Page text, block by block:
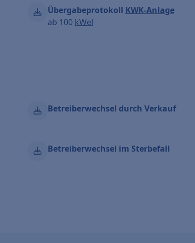
Übergabeprotokoll KWK-Anlage
ab 100 kWel
Betreiberwechsel durch Verkauf
Betreiberwechsel im Sterbefall